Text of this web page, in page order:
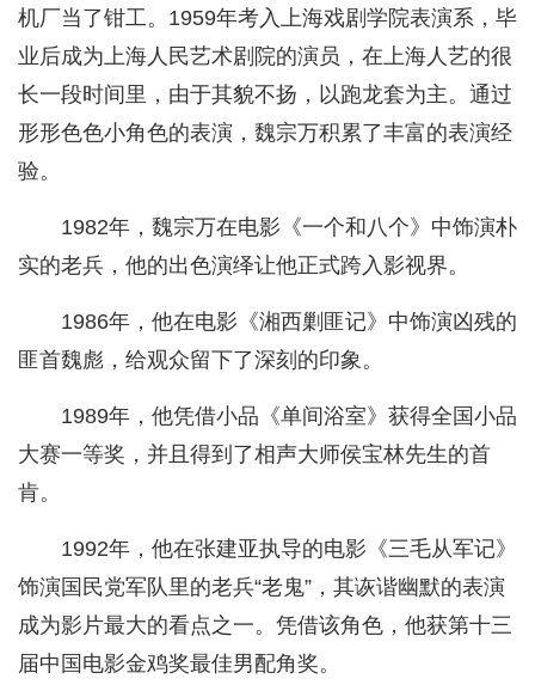
机厂当了钳工。1959年考入上海戏剧学院表演系，毕
业后成为上海人民艺术剧院的演员，在上海人艺的很
长一段时间里，由于其貌不扬，以跑龙套为主。通过
形形色色小角色的表演，魏宗万积累了丰富的表演经
验。
1982年，魏宗万在电影《一个和八个》中饰演朴
实的老兵，他的出色演绎让他正式跨入影视界。
1986年，他在电影《湘西剿匪记》中饰演凶残的
匪首魏彪，给观众留下了深刻的印象。
1989年，他凭借小品《单间浴室》获得全国小品
大赛一等奖，并且得到了相声大师侯宝林先生的首
肯。
1992年，他在张建亚执导的电影《三毛从军记》
饰演国民党军队里的老兵“老鬼”，其诙谐幽默的表演
成为影片最大的看点之一。凭借该角色，他获第十三
届中国电影金鸡奖最佳男配角奖。